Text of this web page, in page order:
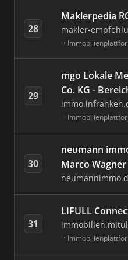
28
Maklerpedia
makler-
29
mgo Lokale
Co. KG -
30
neumann
Marco Wagner
31
LIFULL